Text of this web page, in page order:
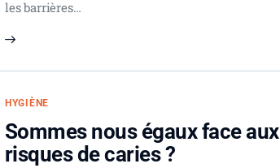
les barrières…
HYGIÈNE
Sommes nous égaux face aux
risques de caries ?